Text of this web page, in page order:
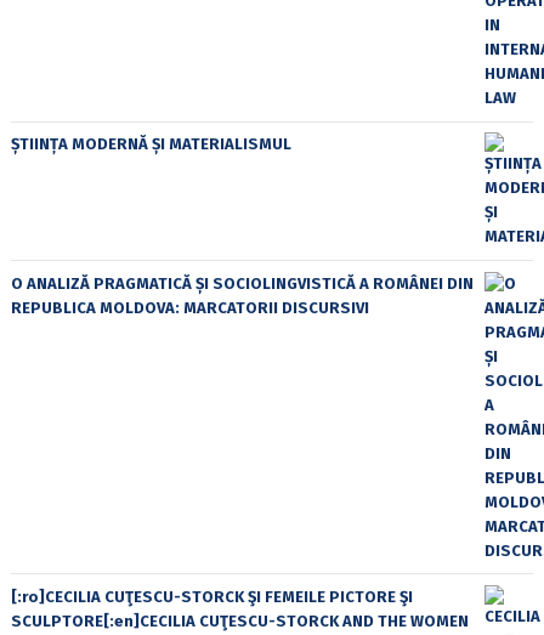
ȘTIINȚA MODERNĂ ȘI MATERIALISMUL
O ANALIZĂ PRAGMATICĂ ȘI SOCIOLINGVISTICĂ A ROMÂNEI DIN
REPUBLICA MOLDOVA: MARCATORII DISCURSIVI
[:ro]CECILIA CUŢESCU-STORCK ŞI FEMEILE PICTORE ŞI
SCULPTORE[:en]CECILIA CUŢESCU-STORCK AND THE WOMEN